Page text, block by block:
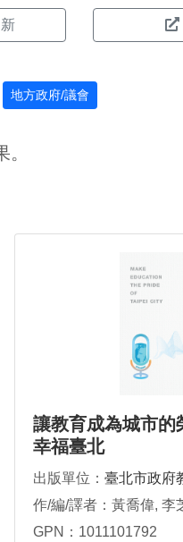
地方政府/議會
。
讓教育成為城市的
幸福臺北
出版單位： 臺北市政府
作/編/譯者：黃喬偉, 李
GPN：1011101792